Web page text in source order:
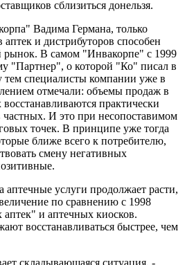
сблизиться донельзя.
Вадима Германа, только
и дистрибуторов способен
рынок. В самом "Инвакорпе" с 1999
"Партнер", о которой "Ко" писал в
тем специалисты компании уже в
отмечали: объемы продаж в
практически
И это при несопоставимом
точек. В принципе уже тогда
ближе всего к потребителю,
смену негативных
аптечные услуги продолжает расти,
по сравнению с 1998
и аптечных киосков.
восстанавливаться быстрее, чем
складывающаяся ситуация, -